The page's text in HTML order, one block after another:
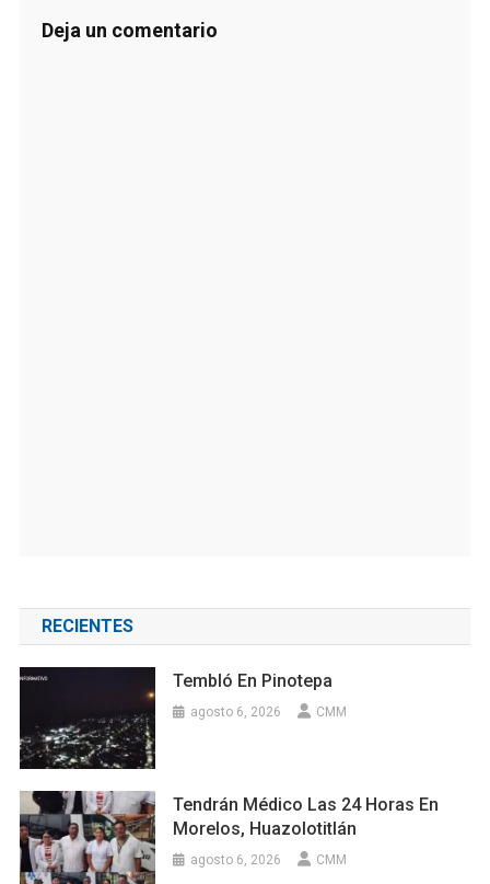
Deja un comentario
RECIENTES
Tembló En Pinotepa
agosto 6, 2026 CMM
Tendrán Médico Las 24 Horas En
Morelos, Huazolotitlán
agosto 6, 2026 CMM